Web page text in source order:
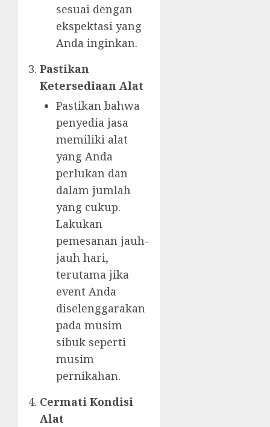
sesuai dengan
ekspektasi yang
Anda inginkan.
Pastikan
Ketersediaan Alat
Pastikan bahwa
penyedia jasa
memiliki alat
yang Anda
perlukan dan
dalam jumlah
yang cukup.
Lakukan
pemesanan jauh-
jauh hari,
terutama jika
event Anda
diselenggarakan
pada musim
sibuk seperti
musim
pernikahan.
Cermati Kondisi
Alat